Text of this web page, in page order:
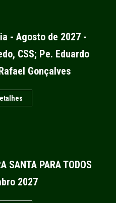
- Agosto de 2027 -
CSS; Pe. Eduardo
Gonçalves
SANTA PARA TODOS
2027